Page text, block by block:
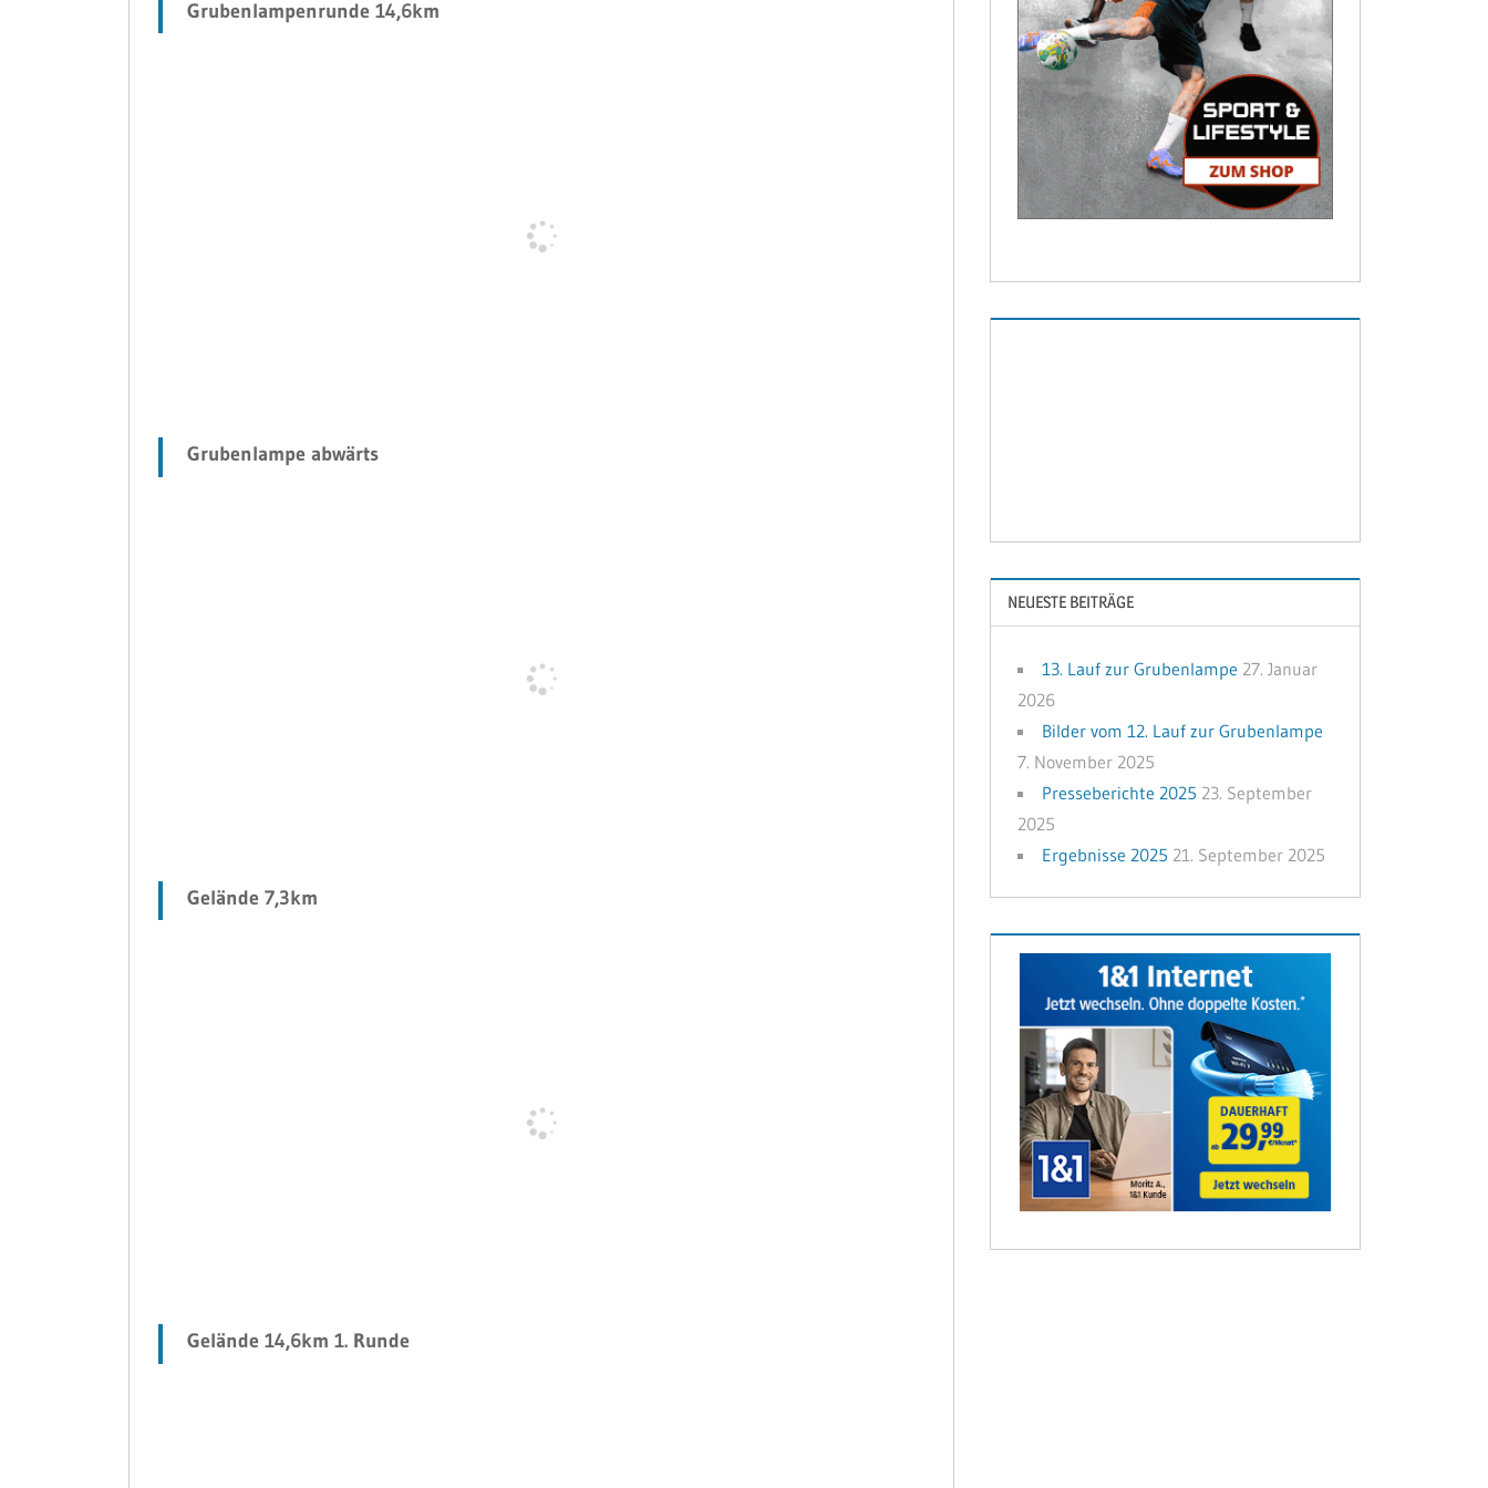
Grubenlampenrunde 14,6km
Grubenlampe abwärts
Gelände 7,3km
Gelände 14,6km 1. Runde
NEUESTE BEITRÄGE
13. Lauf zur Grubenlampe 27. Januar
2026
Bilder vom 12. Lauf zur Grubenlampe
7. November 2025
Presseberichte 2025 23. September
2025
Ergebnisse 2025 21. September 2025